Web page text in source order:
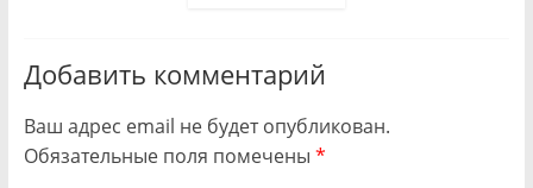
Добавить комментарий
Ваш адрес email не будет опубликован.
Обязательные поля помечены *